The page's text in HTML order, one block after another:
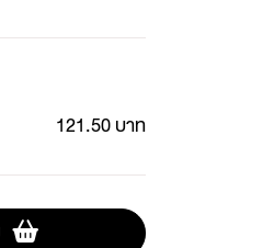
121.50 บาท